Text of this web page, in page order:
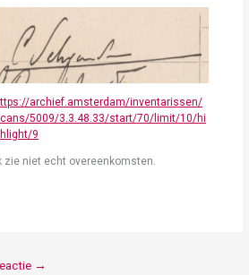
archief.amsterdam/inventarissen/
5009/3.3.48.33/start/70/limit/10/hi
9
zie niet echt overeenkomsten.
→